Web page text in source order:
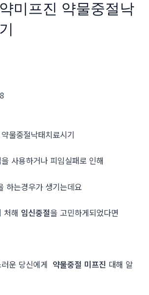
미프진 약물중절낙
물중절낙태치료시기
사용하거나 피임실패로 인해
하는경우가 생기는데요
처해 임신중절을 고민하게되었다면
운 당신에게 약물중절 미프진 대해 알